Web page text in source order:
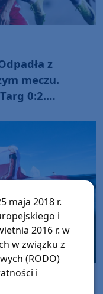
z
meczu.
0:2.
maja 2018 r.
i
2016 r. w
w związku z
(RODO)
i